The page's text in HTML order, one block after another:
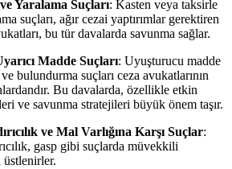
Yaralama Suçları: Kasten veya taksirle
suçları, ağır cezai yaptırımlar gerektiren
bu tür davalarda savunma sağlar.
Madde Suçları: Uyuşturucu madde
bulundurma suçları ceza avukatlarının
Bu davalarda, özellikle etkin
ve savunma stratejileri büyük önem taşır.
ve Mal Varlığına Karşı Suçlar:
gasp gibi suçlarda müvekkili